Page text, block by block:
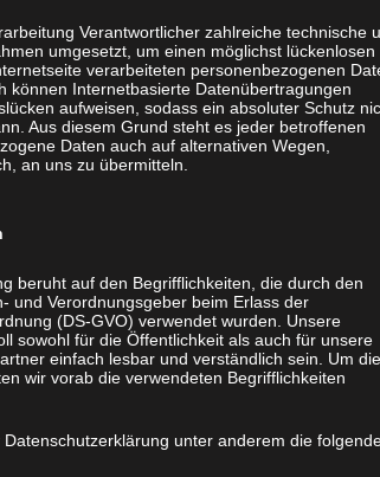
Verantwortlicher zahlreiche technische
umgesetzt, um einen möglichst lückenlosen
verarbeiteten personenbezogenen
können Internetbasierte Datenübertragungen
aufweisen, sodass ein absoluter Schutz
Aus diesem Grund steht es jeder betroffenen
Daten auch auf alternativen Wegen,
an uns zu übermitteln.
beruht auf den Begrifflichkeiten, die durch den
und Verordnungsgeber beim Erlass der
(DS-GVO) verwendet wurden. Unsere
sowohl für die Öffentlichkeit als auch für unsere
einfach lesbar und verständlich sein. Um
wir vorab die verwendeten Begrifflichkeiten
unter anderem die